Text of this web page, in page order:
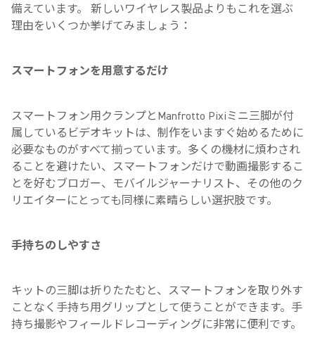
備えています。 新しいワイヤレス製品よりもこれを選ぶ
理由をいくつか挙げてみましょう：
スマートフォンを用意するだけ
スマートフォン用クランプとManfrotto Pixiミニ三脚が付
属しているビデオキットは、制作をいますぐ始めるために
必要なものがすべて揃っています。多くの機材に煩わされ
ることを避けたい、スマートフォンだけで動画撮影するこ
とを好むブロガー、モバイルジャーナリスト、その他のク
リエイターにとっても同様に素晴らしい選択肢です。
手持ちのしやすさ
キットの三脚は折りたたむと、スマートフォンを取り外す
ことなく手持ち用グリップとして使うことができます。手
持ち撮影やフィールドレコーディングに非常に便利です。